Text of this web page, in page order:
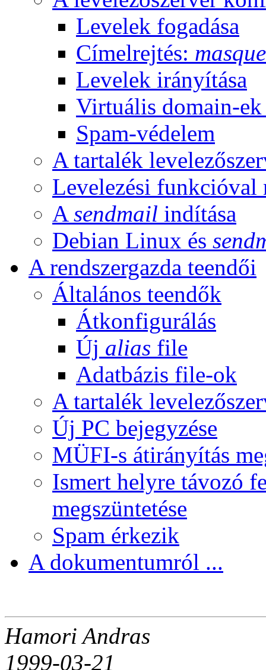
Levelek fogadása
Címelrejtés:
Levelek irányítása
Virtuális domain-
Spam-védelem
A tartalék
Levelezési funkcióval
A sendmail indítása
Debian Linux és
A rendszergazda teendői
Általános teendők
Átkonfigurálás
Új alias file
Adatbázis file-ok
A tartalék
Új PC bejegyzése
MÜFI-s átirányítás
Ismert helyre távozó
megszüntetése
Spam érkezik
A dokumentumról ...
Hamori Andras
1999-03-21